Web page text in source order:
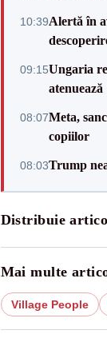
10:39Alertă în
09:15Ungaria
atenuează
08:07Meta,
copiilor
08:03Trump
Distribuie
Mai multe
Village People